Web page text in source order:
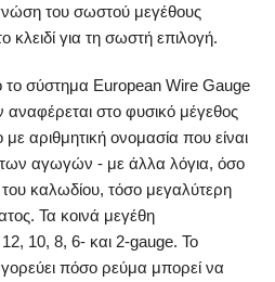
του σωστού μεγέθους
κλειδί για τη σωστή επιλογή.
το σύστημα European Wire Gauge
στο φυσικό μέγεθος
αριθμητική ονομασία που είναι
των αγωγών - με άλλα λόγια, όσο
του καλωδίου, τόσο μεγαλύτερη
Τα κοινά μεγέθη
10, 8, 6- και 2-gauge. Το
πόσο ρεύμα μπορεί να